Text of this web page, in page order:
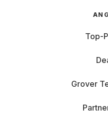
Top-
Grover